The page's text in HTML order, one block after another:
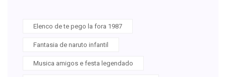
Elenco de te pego la fora 1987
Fantasia de naruto infantil
Musica amigos e festa legendado